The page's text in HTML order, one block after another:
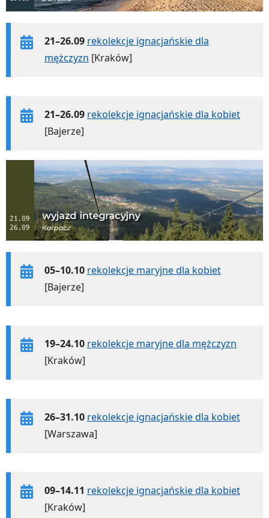
21–26.09 rekolekcje ignacjańskie dla
mężczyzn [Kraków]
21–26.09 rekolekcje ignacjańskie dla kobiet
[Bajerze]
05–10.10 rekolekcje maryjne dla kobiet
[Bajerze]
19–24.10 rekolekcje maryjne dla mężczyzn
[Kraków]
26–31.10 rekolekcje ignacjańskie dla kobiet
[Warszawa]
09–14.11 rekolekcje ignacjańskie dla kobiet
[Kraków]